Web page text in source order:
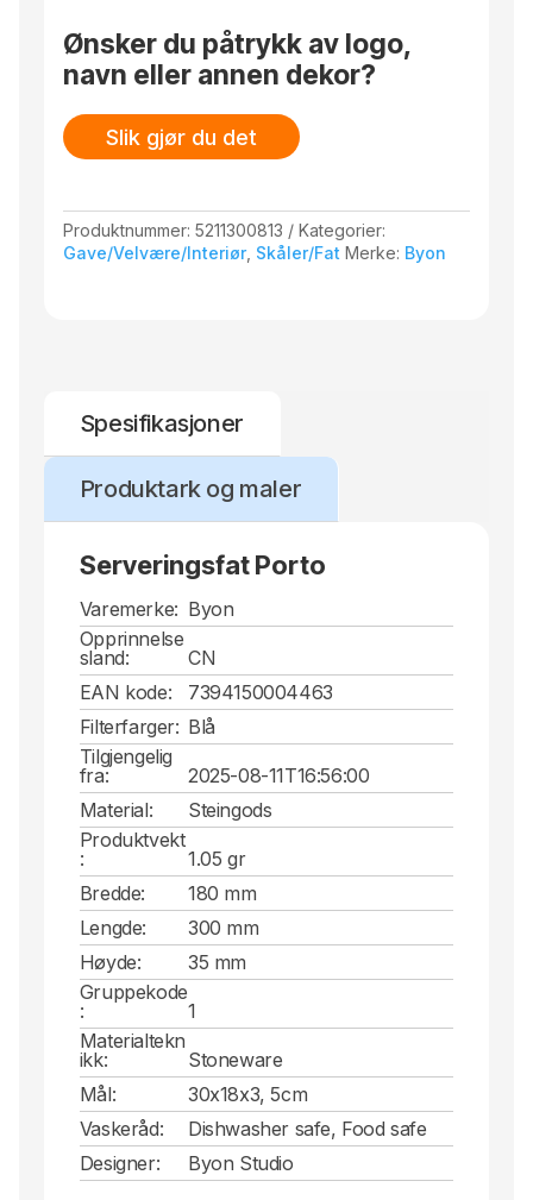
laget av steingods. Tåler oppvaskmaskin og er
sikker for matservering. Ikke egnet for
stekeovn. Finnes i en matt grønn versjon og en
sjøblå i reaktiv glassering.
Ønsker du påtrykk av logo,
navn eller annen dekor?
Slik gjør du det
Produktnummer:5211300813
Kategorier:
Gave/Velvære/Interiør, Skåler/Fat Merke: Byon
Spesifikasjoner
Produktark og maler
Serveringsfat Porto
Varemerke: Byon
Opprinnelse
sland:
CN
EAN kode:
7394150004463
Filterfarger: Blå
Tilgjengelig
fra:
2025-08-11T16:56:00
Material:
Steingods
Produktvekt
:
1.05 gr
Bredde:
180 mm
Lengde:
300 mm
Høyde:
35 mm
Gruppekode
:
1
Materialtekn
ikk:
Stoneware
Mål:
30x18x3, 5cm
Vaskeråd:
Dishwasher safe, Food safe
Designer:
Byon Studio